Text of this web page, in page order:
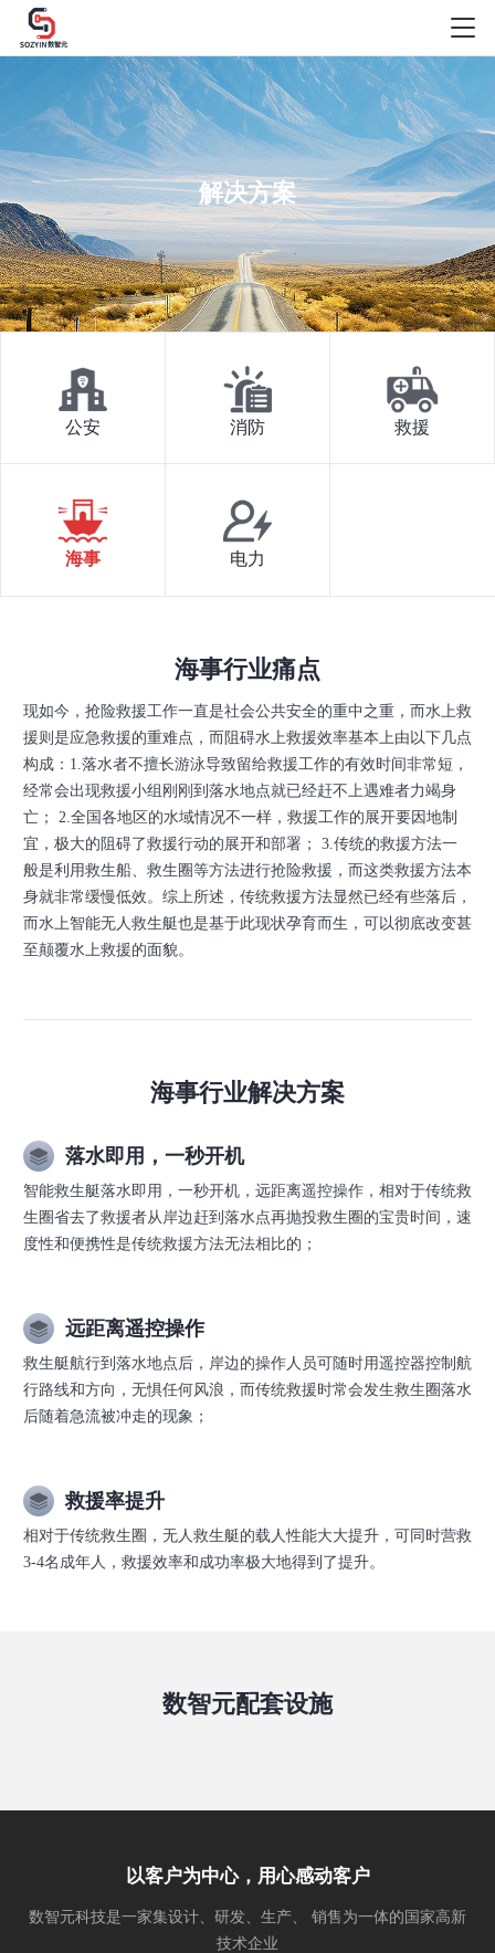
解决方案
公安 消防 救援
海事 电力
海事行业痛点
现如今，抢险救援工作一直是社会公共安全的重中之重，而水上救
援则是应急救援的重难点，而阻碍水上救援效率基本上由以下几点
构成：1.落水者不擅长游泳导致留给救援工作的有效时间非常短，
经常会出现救援小组刚刚到落水地点就已经赶不上遇难者力竭身
亡； 2.全国各地区的水域情况不一样，救援工作的展开要因地制
宜，极大的阻碍了救援行动的展开和部署； 3.传统的救援方法一
般是利用救生船、救生圈等方法进行抢险救援，而这类救援方法本
身就非常缓慢低效。综上所述，传统救援方法显然已经有些落后，
而水上智能无人救生艇也是基于此现状孕育而生，可以彻底改变甚
至颠覆水上救援的面貌。
海事行业解决方案
落水即用，一秒开机
智能救生艇落水即用，一秒开机，远距离遥控操作，相对于传统救
生圈省去了救援者从岸边赶到落水点再抛投救生圈的宝贵时间，速
度性和便携性是传统救援方法无法相比的；
远距离遥控操作
救生艇航行到落水地点后，岸边的操作人员可随时用遥控器控制航
行路线和方向，无惧任何风浪，而传统救援时常会发生救生圈落水
后随着急流被冲走的现象；
救援率提升
相对于传统救生圈，无人救生艇的载人性能大大提升，可同时营救
3-4名成年人，救援效率和成功率极大地得到了提升。
数智元配套设施
以客户为中心，用心感动客户
数智元科技是一家集设计、研发、生产、 销售为一体的国家高新
技术企业